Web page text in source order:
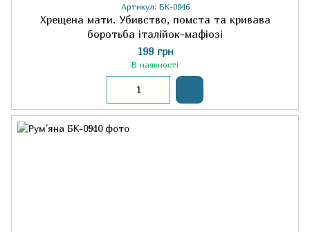
Артикул: БК-0946
Хрещена мати. Убивство, помста та кривава
боротьба італійок-мафіозі
199 грн
В наявності